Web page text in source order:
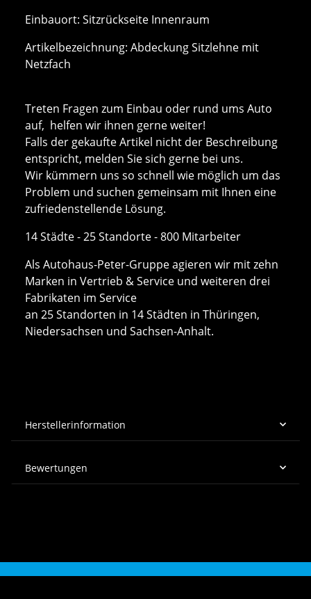
Einbauort: Sitzrückseite Innenraum
Artikelbezeichnung: Abdeckung Sitzlehne mit
Netzfach
Treten Fragen zum Einbau oder rund ums Auto
auf, helfen wir ihnen gerne weiter!
Falls der gekaufte Artikel nicht der Beschreibung
entspricht, melden Sie sich gerne bei uns.
Wir kümmern uns so schnell wie möglich um das
Problem und suchen gemeinsam mit Ihnen eine
zufriedenstellende Lösung.
14 Städte - 25 Standorte - 800 Mitarbeiter
Als Autohaus-Peter-Gruppe agieren wir mit zehn
Marken in Vertrieb & Service und weiteren drei
Fabrikaten im Service
an 25 Standorten in 14 Städten in Thüringen,
Niedersachsen und Sachsen-Anhalt.
Herstellerinformation
Bewertungen